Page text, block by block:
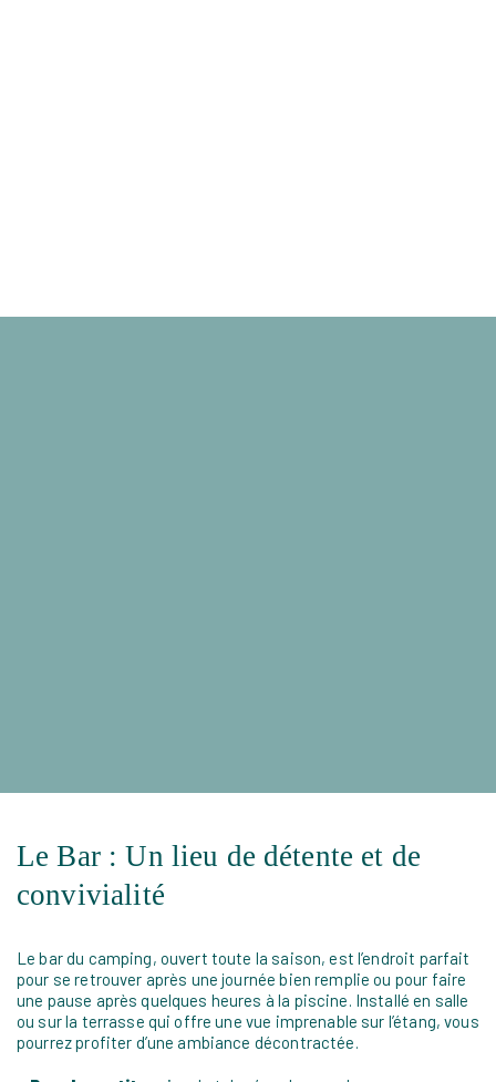
Le Bar : Un lieu de détente et de
convivialité
Le bar du camping, ouvert toute la saison, est l’endroit parfait
pour se retrouver après une journée bien remplie ou pour faire
une pause après quelques heures à la piscine. Installé en salle
ou sur la terrasse qui offre une vue imprenable sur l’étang, vous
pourrez profiter d’une ambiance décontractée.